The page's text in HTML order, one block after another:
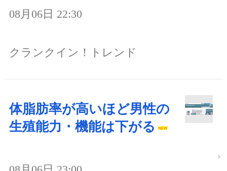
08月06日 22:30
クランクイン！トレンド
体脂肪率が高いほど男性の
生殖能力・機能は下がる